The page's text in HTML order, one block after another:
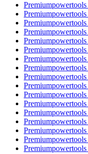
Premiumpowertools